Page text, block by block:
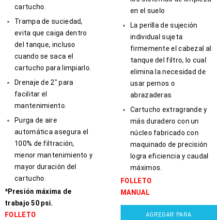
cartucho.
Trampa de suciedad,
evita que caiga dentro
del tanque, incluso
cuando se saca el
cartucho para limpiarlo.
Drenaje de 2″ para
facilitar el
mantenimiento.
Purga de aire
automática asegura el
100% de filtración,
menor mantenimiento y
mayor duración del
cartucho.
*Presión máxima de
trabajo 50 psi.
FOLLETO
en el suelo
La perilla de sujeción
individual sujeta
firmemente el cabezal al
tanque del filtro, lo cual
elimina la necesidad de
usar pernos o
abrazaderas
Cartucho extragrande y
más duradero con un
núcleo fabricado con
maquinado de precisión
logra eficiencia y caudal
máximos.
FOLLETO
MANUAL
AGREGAR PARA